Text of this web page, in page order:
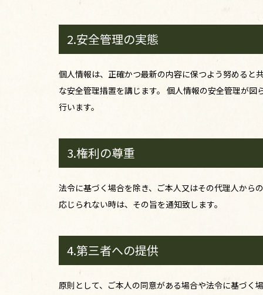
2.安全管理の実態
個人情報は、正確かつ最新の内容に保つよう努めると
な安全管理措置を講じます。 個人情報の安全管理が
行います。
3.権利の尊重
法令に基づく場合を除き、ご本人又はその代理人から
応じられない時は、その旨を通知致します。
4.第三者への提供
原則として、ご本人の同意がある場合や法令に基づく